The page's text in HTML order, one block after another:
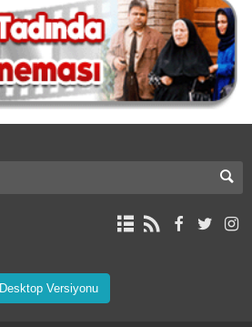
Desktop Versiyonu